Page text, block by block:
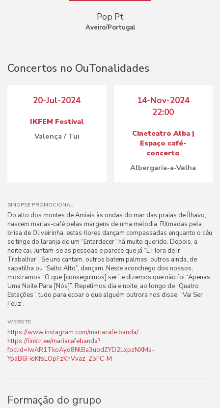
Pop Pt
Aveiro/Portugal
Concertos no OuTonalidades
20-Jul-2024
IKFEM Festival
Valença / Tui
14-Nov-2024
22:00
Cineteatro Alba |
Espaço café-
concerto
Albergaria-a-Velha
SINOPSE PROMOCIONAL
Do alto dos montes de Amiais às ondas do mar das praias de Ílhavo,
nascem marias-café pelas margens de uma melodia. Ritmadas pela
brisa de Oliveirinha, estas flores dançam compassadas enquanto o céu
se tinge do laranja de um “Entardecer” há muito querido. Depois, a
noite cai. Juntam-se as pessoas e parece que já “É Hora de Ir
Trabalhar”. Se uns cantam, outros batem palmas, outros ainda, de
sapatilha ou “Salto Alto”, dançam. Neste aconchego dos nossos,
mostramos “O que [conseguimos] ser” e dizemos que não foi “Apenas
Uma Noite Para [Nós]”. Repetimos dia e noite, ao longo de “Quatro
Estações”, tudo para ecoar o que alguém outrora nos disse: “Vai Ser
Feliz”.
WEBSITE
https://www.instagram.com/mariacafe.banda/
https://linktr.ee/mariacafebanda?
fbclid=IwAR1TkoAyd8NlBa3uodZYD2LxpzNXMa-
YpaB6HoKfsLOpFzKhVvaz_ZoFC-M
Formação do grupo